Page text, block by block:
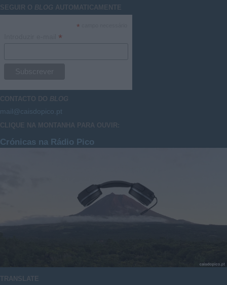
SEGUIR O BLOG AUTOMATICAMENTE
*
*
CONTACTO DO BLOG
mail@caisdopico.pt
CLIQUE NA MONTANHA PARA OUVIR:
Crónicas na Rádio Pico
TRANSLATE